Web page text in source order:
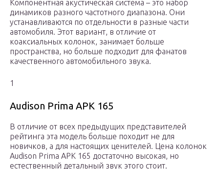
Компонентная акустическая система – это набор
динамиков разного частотного диапазона. Они
устанавливаются по отдельности в разные части
автомобиля. Этот вариант, в отличие от
коаксиальных колонок, занимает больше
пространства, но больше подходит для фанатов
качественного автомобильного звука.
1
Audison Prima APK 165
В отличие от всех предыдущих представителей
рейтинга эта модель больше походит не для
новичков, а для настоящих ценителей. Цена колонок
Audison Prima APK 165 достаточно высокая, но
естественный детальный звук этого стоит.